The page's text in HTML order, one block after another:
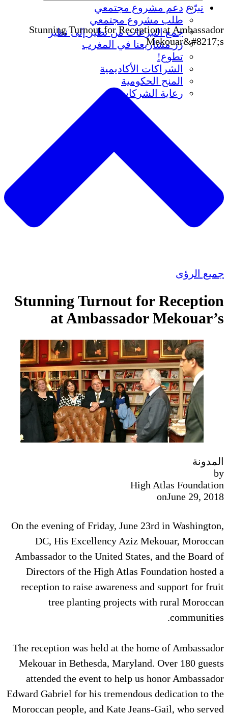
دعم مشروع مجتمعي
طلب مشروع مجتمعي
جمع التبرعات من نظير إلى نظير
زر مشاريعنا في المغرب
تطوع!
الشراكات الأكاديمية
المنح الحكومية
رعاية الشركات
تبرّع
Stunning Turnout for Reception at Ambassador
Mekouar&#8217;s
جميع الرؤى
Stunning Turnout for Reception
at Ambassador Mekouar’s
المدونة
by
High Atlas Foundation
onJune 29, 2018
On the evening of Friday, June 23rd in Washington,
DC, His Excellency Aziz Mekouar, Moroccan
Ambassador to the United States, and the Board of
Directors of the High Atlas Foundation hosted a
reception to raise awareness and support for fruit
tree planting projects with rural Moroccan
communities.
The reception was held at the home of Ambassador
Mekouar in Bethesda, Maryland. Over 180 guests
attended the event to help us honor Ambassador
Edward Gabriel for his tremendous dedication to the
Moroccan people, and Kate Jeans-Gail, who served